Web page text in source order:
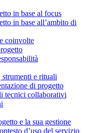
in base al focus
in base all’ambito di
coinvolte
e rituali
di progetto
tecnici collaborativi
e la sua gestione
d’uso del servizio